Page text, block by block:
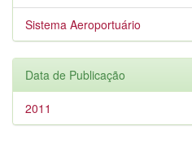
Sistema Aeroportuário
Data de Publicação
2011